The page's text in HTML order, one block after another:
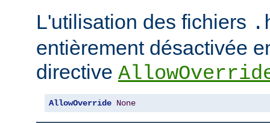
L'utilisation des fichiers
entièrement désactivée
directive
AllowOverride None